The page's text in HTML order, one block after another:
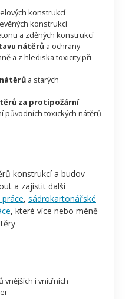
konstrukcí
konstrukcí
a zděných konstrukcí
nátěrůa ochrany
a z hlediska toxicity při
a starých
za protipožární
původních toxických nátěrů
konstrukcí a budov
a zajistit další
, sádrokartonářské
, které více nebo méně
vnějších i vnitřních